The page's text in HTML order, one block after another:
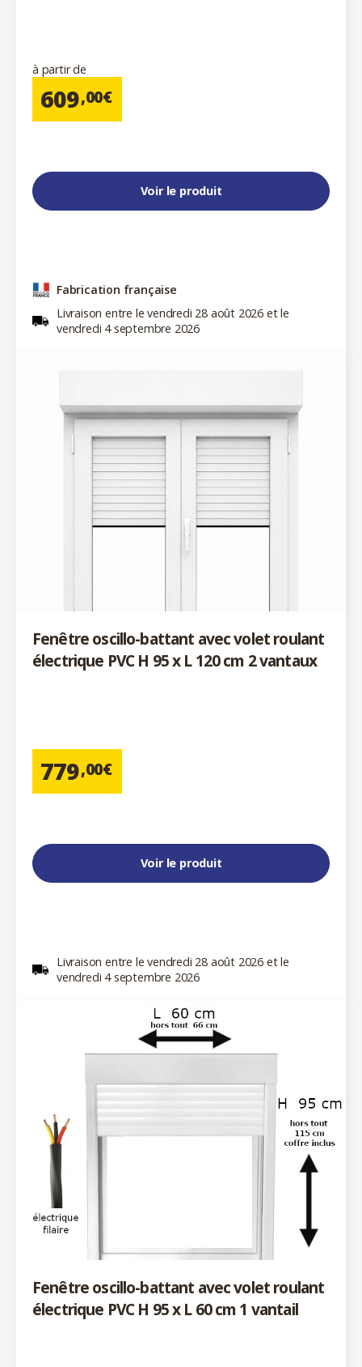
à partir de
609,00€
Voir le produit
Fabrication française
Livraison entre le vendredi 28 août 2026 et le
vendredi 4 septembre 2026
Fenêtre oscillo-battant avec volet roulant
électrique PVC H 95 x L 120 cm 2 vantaux
779,00€
Voir le produit
Livraison entre le vendredi 28 août 2026 et le
vendredi 4 septembre 2026
Fenêtre oscillo-battant avec volet roulant
électrique PVC H 95 x L 60 cm 1 vantail